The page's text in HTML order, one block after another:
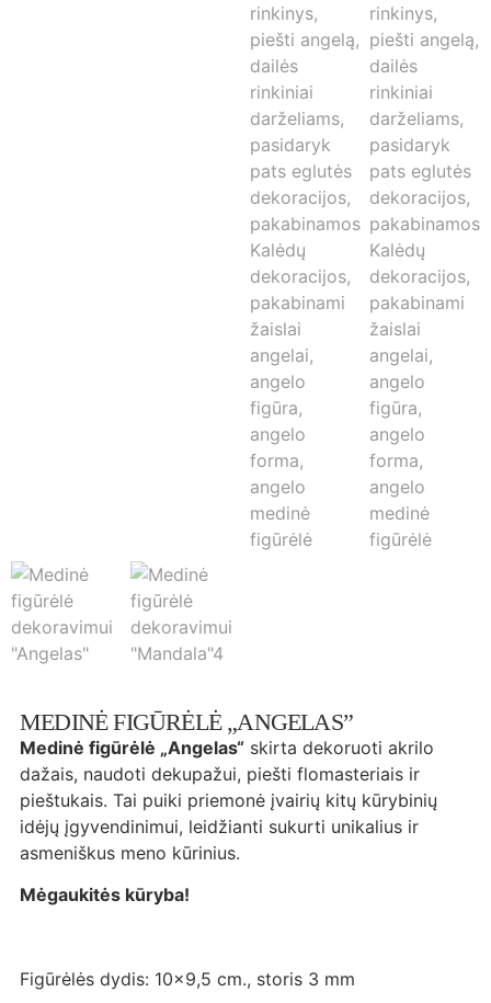
MEDINĖ FIGŪRĖLĖ „ANGELAS”
Medinė figūrėlė „Angelas“ skirta dekoruoti akrilo
dažais, naudoti dekupažui, piešti flomasteriais ir
pieštukais. Tai puiki priemonė įvairių kitų kūrybinių
idėjų įgyvendinimui, leidžianti sukurti unikalius ir
asmeniškus meno kūrinius.
Mėgaukitės kūryba!
Figūrėlės dydis: 10×9,5 cm., storis 3 mm